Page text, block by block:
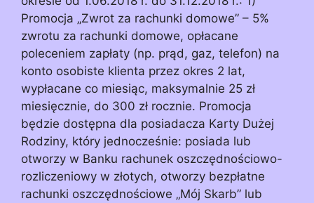
Promocja „Zwrot za rachunki domowe” – 5%
zwrotu za rachunki domowe, opłacane
poleceniem zapłaty (np. prąd, gaz, telefon) na
konto osobiste klienta przez okres 2 lat,
wypłacane co miesiąc, maksymalnie 25 zł
miesięcznie, do 300 zł rocznie. Promocja
będzie dostępna dla posiadacza Karty Dużej
Rodziny, który jednocześnie: posiada lub
otworzy w Banku rachunek oszczędnościowo-
rozliczeniowy w złotych, otworzy bezpłatne
rachunki oszczędnościowe „Mój Skarb” lub